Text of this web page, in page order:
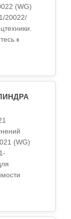
(WG)
20022/
к
(WG)